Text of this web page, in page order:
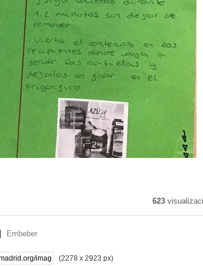
623
Embeber
(2278 x 2923 px)